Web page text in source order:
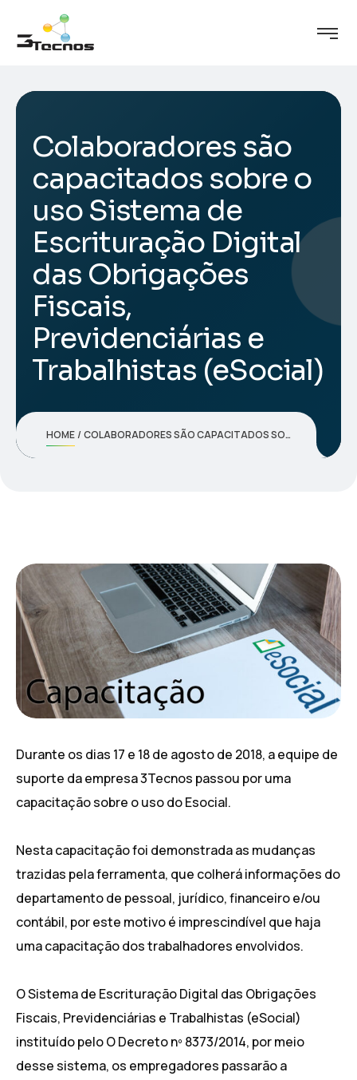
Colaboradores são
capacitados sobre o
uso Sistema de
Escrituração Digital
das Obrigações
Fiscais,
Previdenciárias e
Trabalhistas (eSocial)
HOME COLABORADORES SÃO CAPACITADOS SOBRE O USO SISTEMA DE ESCRITURAÇÃO DIGITAL DAS OBRIGAÇÕES FISCAIS, PREVIDENCIÁRIAS E TRABALHISTAS (ESOCIAL)
Durante os dias 17 e 18 de agosto de 2018, a equipe de
suporte da empresa 3Tecnos passou por uma
capacitação sobre o uso do Esocial.
Nesta capacitação foi demonstrada as mudanças
trazidas pela ferramenta, que colherá informações do
departamento de pessoal, jurídico, financeiro e/ou
contábil, por este motivo é imprescindível que haja
uma capacitação dos trabalhadores envolvidos.
O Sistema de Escrituração Digital das Obrigações
Fiscais, Previdenciárias e Trabalhistas (eSocial)
instituído pelo O Decreto nº 8373/2014, por meio
desse sistema, os empregadores passarão a